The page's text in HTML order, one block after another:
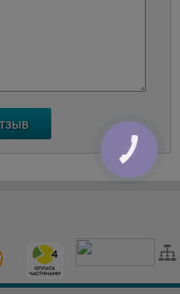
КНОПКА
ЗВ'ЯЗКУ